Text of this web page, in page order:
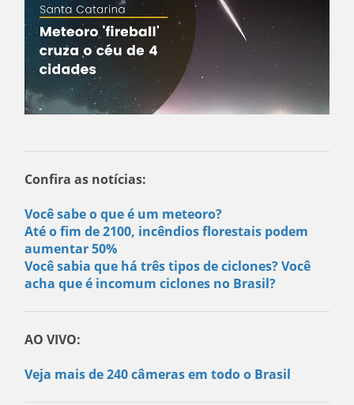
Confira as notícias:
Você sabe o que é um meteoro?
Até o fim de 2100, incêndios florestais podem
aumentar 50%
Você sabia que há três tipos de ciclones? Você
acha que é incomum ciclones no Brasil?
AO VIVO:
Veja mais de 240 câmeras em todo o Brasil